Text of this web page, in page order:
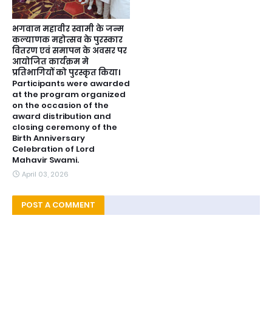
भगवान महावीर स्वामी के जन्म
कल्याणक महोत्सव के पुरस्कार
वितरण एवं समापन के अवसर पर
आयोजित कार्यक्रम मे
प्रतिभागियों को पुरस्कृत किया।
Participants were awarded
at the program organized
on the occasion of the
award distribution and
closing ceremony of the
Birth Anniversary
Celebration of Lord
Mahavir Swami.
April 03, 2026
POST A COMMENT